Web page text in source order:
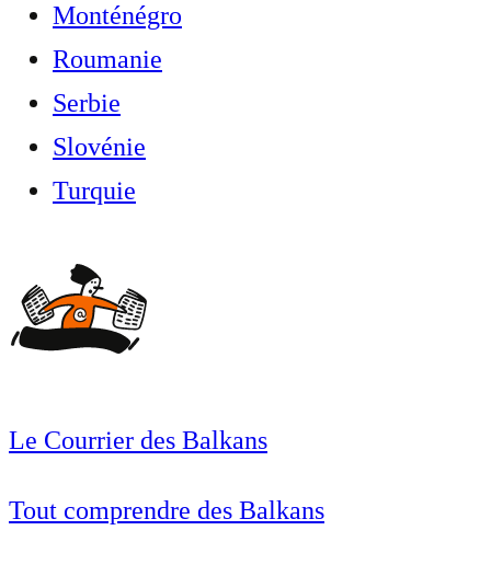
Monténégro
Roumanie
Serbie
Slovénie
Turquie
Le Courrier des Balkans
Tout comprendre des Balkans